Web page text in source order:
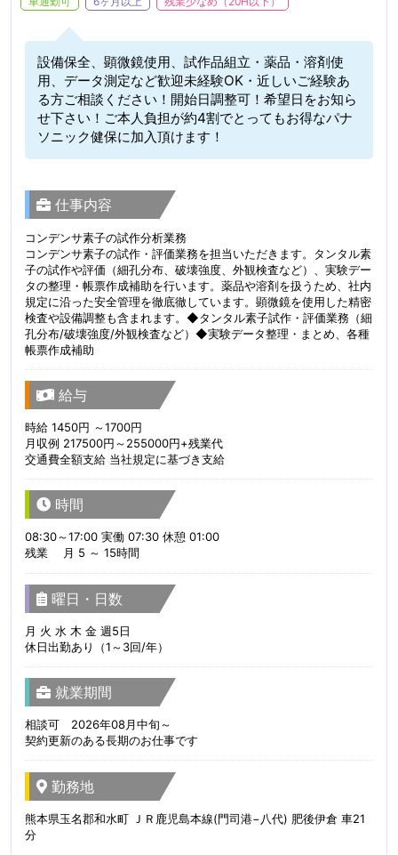
設備保全、顕微鏡使用、試作品組立・薬品・溶剤使
用、データ測定など歓迎未経験OK・近しいご経験あ
る方ご相談ください！開始日調整可！希望日をお知ら
せ下さい！ご本人負担が約4割でとってもお得なパナ
ソニック健保に加入頂けます！
仕事内容
コンデンサ素子の試作分析業務
コンデンサ素子の試作・評価業務を担当いただきます。タンタル素
子の試作や評価（細孔分布、破壊強度、外観検査など）、実験デー
タの整理・帳票作成補助を行います。薬品や溶剤を扱うため、社内
規定に沿った安全管理を徹底徹しています。顕微鏡を使用した精密
検査や設備調整も含まれます。◆タンタル素子試作・評価業務（細
孔分布/破壊強度/外観検査など）◆実験データ整理・まとめ、各種
帳票作成補助
給与
時給 1450円 ～1700円
月収例 217500円～255000円+残業代
交通費全額支給 当社規定に基づき支給
時間
08:30～17:00 実働 07:30 休憩 01:00
残業 月 5 ～ 15時間
曜日・日数
月 火 水 木 金 週5日
休日出勤あり（1～3回/年）
就業期間
相談可 2026年08月中旬～
契約更新のある長期のお仕事です
勤務地
熊本県玉名郡和水町 ＪＲ鹿児島本線(門司港−八代) 肥後伊倉 車21
分